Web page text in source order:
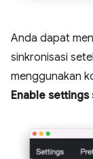
Anda dapat
sinkronisasi
menggunakan
Enable settings